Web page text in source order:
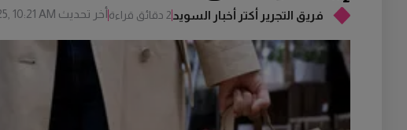
فريق التجرير أكتر أخبار السويد2 دقائق قراءة أخر تحديث 10:21 AM